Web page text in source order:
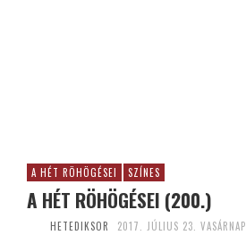
A HÉT RÖHÖGÉSEI SZÍNES
A HÉT RÖHÖGÉSEI (200.)
HETEDIKSOR 2017. JÚLIUS 23. VASÁRNAP